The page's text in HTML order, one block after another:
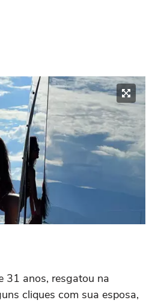
31 anos, resgatou na
cliques com sua esposa,